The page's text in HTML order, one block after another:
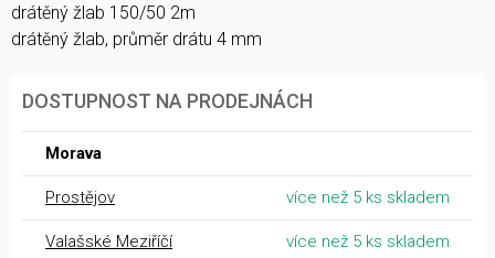
drátěný žlab 150/50 2m
drátěný žlab, průměr drátu 4 mm
DOSTUPNOST NA PRODEJNÁCH
Morava
Prostějov více než 5 ks skladem
Valašské Meziříčí více než 5 ks skladem